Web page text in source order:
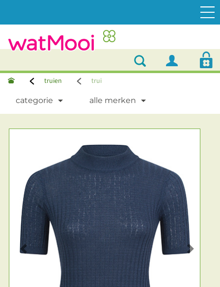
truien trui
categorie alle merken
Previous Next